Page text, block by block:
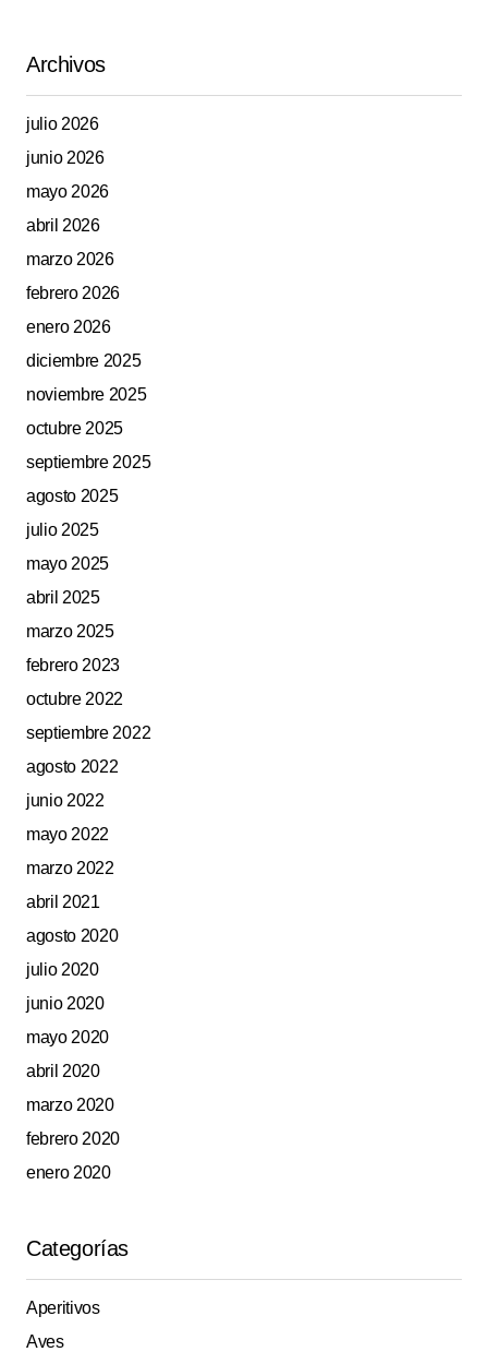
Archivos
julio 2026
junio 2026
mayo 2026
abril 2026
marzo 2026
febrero 2026
enero 2026
diciembre 2025
noviembre 2025
octubre 2025
septiembre 2025
agosto 2025
julio 2025
mayo 2025
abril 2025
marzo 2025
febrero 2023
octubre 2022
septiembre 2022
agosto 2022
junio 2022
mayo 2022
marzo 2022
abril 2021
agosto 2020
julio 2020
junio 2020
mayo 2020
abril 2020
marzo 2020
febrero 2020
enero 2020
Categorías
Aperitivos
Aves